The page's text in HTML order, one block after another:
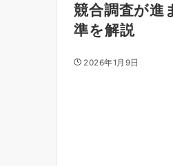
競合調査が進
準を解説
2026年1月9日